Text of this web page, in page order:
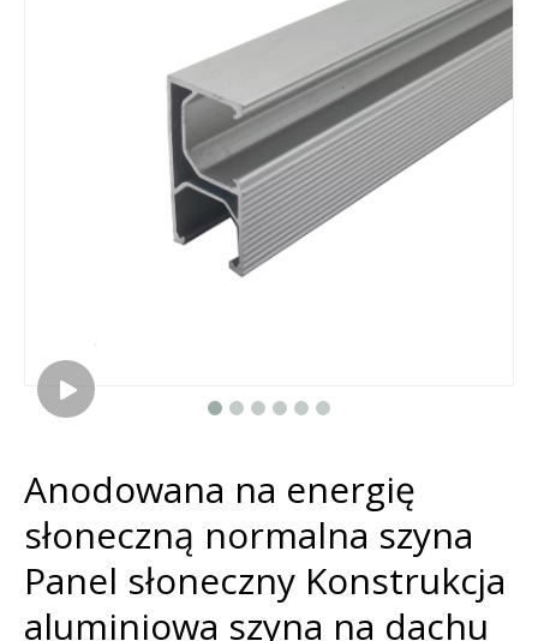
Anodowana na energię
słoneczną normalna szyna
Panel słoneczny Konstrukcja
aluminiowa szyna na dachu